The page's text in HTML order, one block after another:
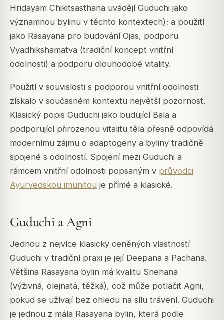
Hridayam Chikitsasthana uvádějí Guduchi jako
významnou bylinu v těchto kontextech); a použití
jako Rasayana pro budování Ojas, podporu
Vyadhikshamatva (tradiční koncept vnitřní
odolnosti) a podporu dlouhodobé vitality.
Použití v souvislosti s podporou vnitřní odolnosti
získalo v současném kontextu největší pozornost.
Klasický popis Guduchi jako budující Bala a
podporující přirozenou vitalitu těla přesně odpovídá
modernímu zájmu o adaptogeny a byliny tradičně
spojené s odolností. Spojení mezi Guduchi a
rámcem vnitřní odolnosti popsaným v průvodci
Ayurvedskou imunitou je přímé a klasické.
Guduchi a Agni
Jednou z nejvíce klasicky ceněných vlastností
Guduchi v tradiční praxi je její Deepana a Pachana.
Většina Rasayana bylin má kvalitu Snehana
(výživná, olejnatá, těžká), což může potlačit Agni,
pokud se užívají bez ohledu na sílu trávení. Guduchi
je jednou z mála Rasayana bylin, která podle